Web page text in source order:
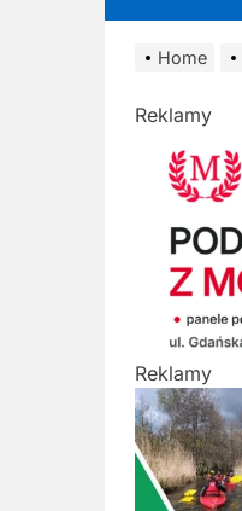
Home
Reklamy
Reklamy